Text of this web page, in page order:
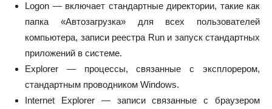
Logon — включает стандартные директории, такие как
папка «Автозагрузка» для всех пользователей
компьютера, записи реестра Run и запуск стандартных
приложений в системе.
Explorer — процессы, связанные с эксплорером,
стандартным проводником Windows.
Internet Explorer — записи связанные с браузером